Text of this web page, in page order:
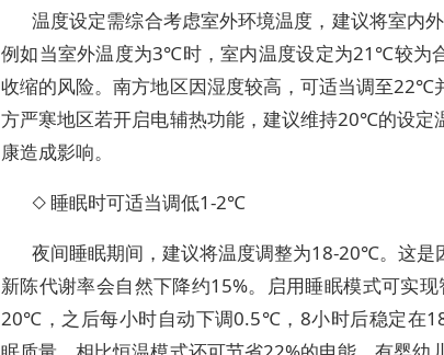
温度设定需综合考虑室外环境温度，建议将室内
例如当室外温度为3℃时，室内温度设定为21℃较为
收缩的风险。南方地区因湿度较高，可适当调至22℃
方严寒地区若开启电辅热功能，建议维持20℃的设定
康造成影响。
◇ 睡眠时可适当调低1-2℃
夜间睡眠期间，建议将温度调整为18-20℃。这是
新陈代谢率会自然下降约15%。启用睡眠模式可实
20℃，之后每小时自动下调0.5℃，8小时后稳定在